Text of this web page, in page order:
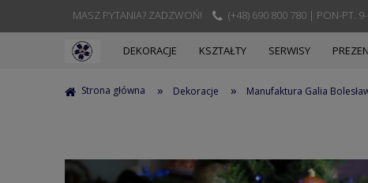
MASZ PYTANIA? ZADZWOŃ! (+48) 690 800 780 | PON-PT.
DEKORACJE KSZTAŁTY SERWISY
Strona główna » Dekoracje » Manufaktura Galia